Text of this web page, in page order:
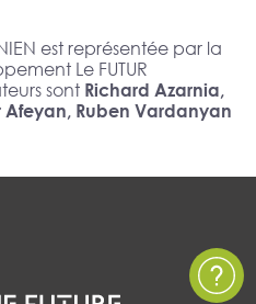
est représentée par la
Le FUTUR
sont Richard Azarnia,
Ruben Vardanyan